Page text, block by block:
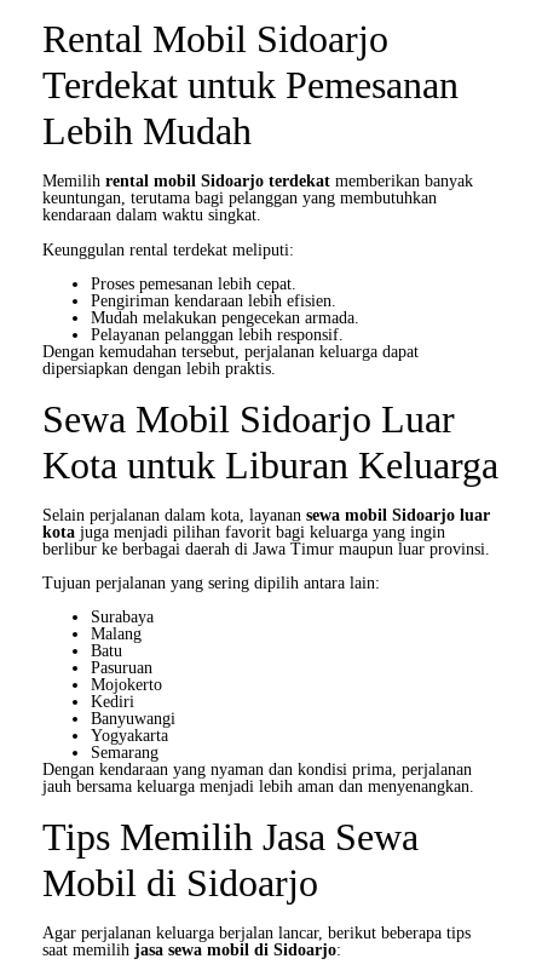
Rental Mobil Sidoarjo
Terdekat untuk Pemesanan
Lebih Mudah
Memilih rental mobil Sidoarjo terdekat memberikan banyak
keuntungan, terutama bagi pelanggan yang membutuhkan
kendaraan dalam waktu singkat.
Keunggulan rental terdekat meliputi:
Proses pemesanan lebih cepat.
Pengiriman kendaraan lebih efisien.
Mudah melakukan pengecekan armada.
Pelayanan pelanggan lebih responsif.
Dengan kemudahan tersebut, perjalanan keluarga dapat
dipersiapkan dengan lebih praktis.
Sewa Mobil Sidoarjo Luar
Kota untuk Liburan Keluarga
Selain perjalanan dalam kota, layanan sewa mobil Sidoarjo luar
kota juga menjadi pilihan favorit bagi keluarga yang ingin
berlibur ke berbagai daerah di Jawa Timur maupun luar provinsi.
Tujuan perjalanan yang sering dipilih antara lain:
Surabaya
Malang
Batu
Pasuruan
Mojokerto
Kediri
Banyuwangi
Yogyakarta
Semarang
Dengan kendaraan yang nyaman dan kondisi prima, perjalanan
jauh bersama keluarga menjadi lebih aman dan menyenangkan.
Tips Memilih Jasa Sewa
Mobil di Sidoarjo
Agar perjalanan keluarga berjalan lancar, berikut beberapa tips
saat memilih jasa sewa mobil di Sidoarjo: